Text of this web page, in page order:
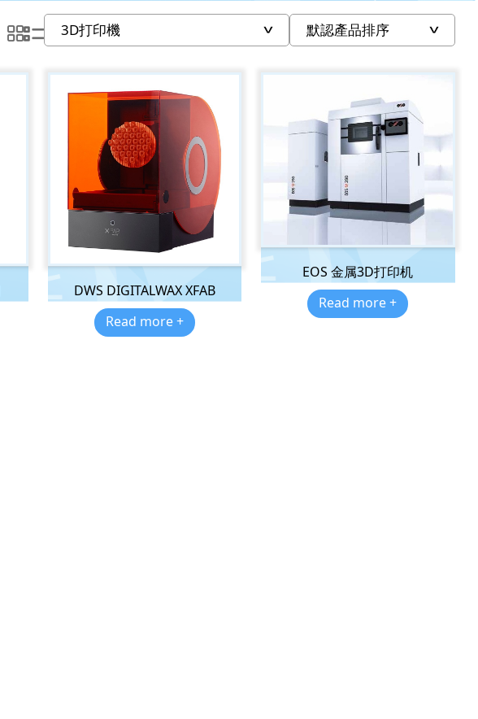
DWS DIGITALWAX XFAB
Read more +
EOS 金属3D打印机
Read more +